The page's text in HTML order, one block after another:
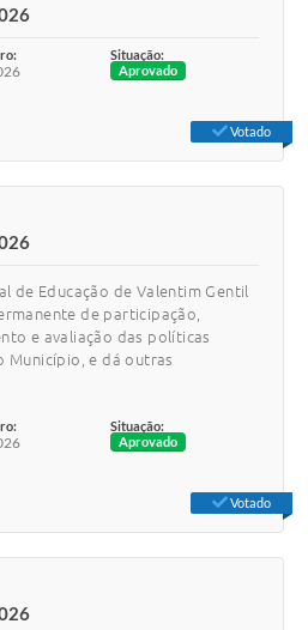
Situação:
Aprovado
Votado
de Educação de Valentim Gentil
de participação,
e avaliação das políticas
Município, e dá outras
Situação:
Aprovado
Votado